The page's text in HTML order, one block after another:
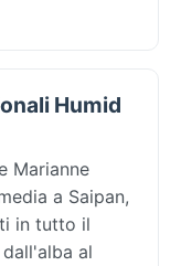
Humid
Marianne
a Saipan,
in tutto il
al